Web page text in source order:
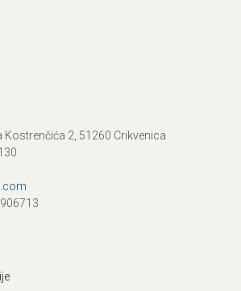
Kostrenčića 2, 51260 Crikvenica